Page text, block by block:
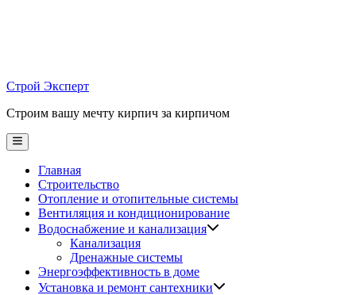
Строй Эксперт
Строим вашу мечту кирпич за кирпичом
Main
Menu
Главная
Строительство
Отопление и отопительные системы
Вентиляция и кондиционирование
Водоснабжение и канализация
Канализация
Дренажные системы
Энергоэффективность в доме
Установка и ремонт сантехники